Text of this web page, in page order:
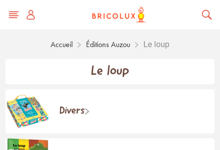
Accueil Éditions Auzou Le loup
Le loup
Divers